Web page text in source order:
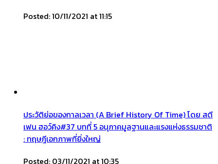
Posted: 10/11/2021 at 11:15
ประวัติย่อของกาลเวลา (A Brief History Of Time) โดย สตี
เฟน ฮอว์คิง#37 บทที่ 5 อนุภาคมูลฐานและแรงแห่งธรรมชาติ
: ทฤษฎีเอกภาพที่ยิ่งใหญ่
Posted: 03/11/2021 at 10:35